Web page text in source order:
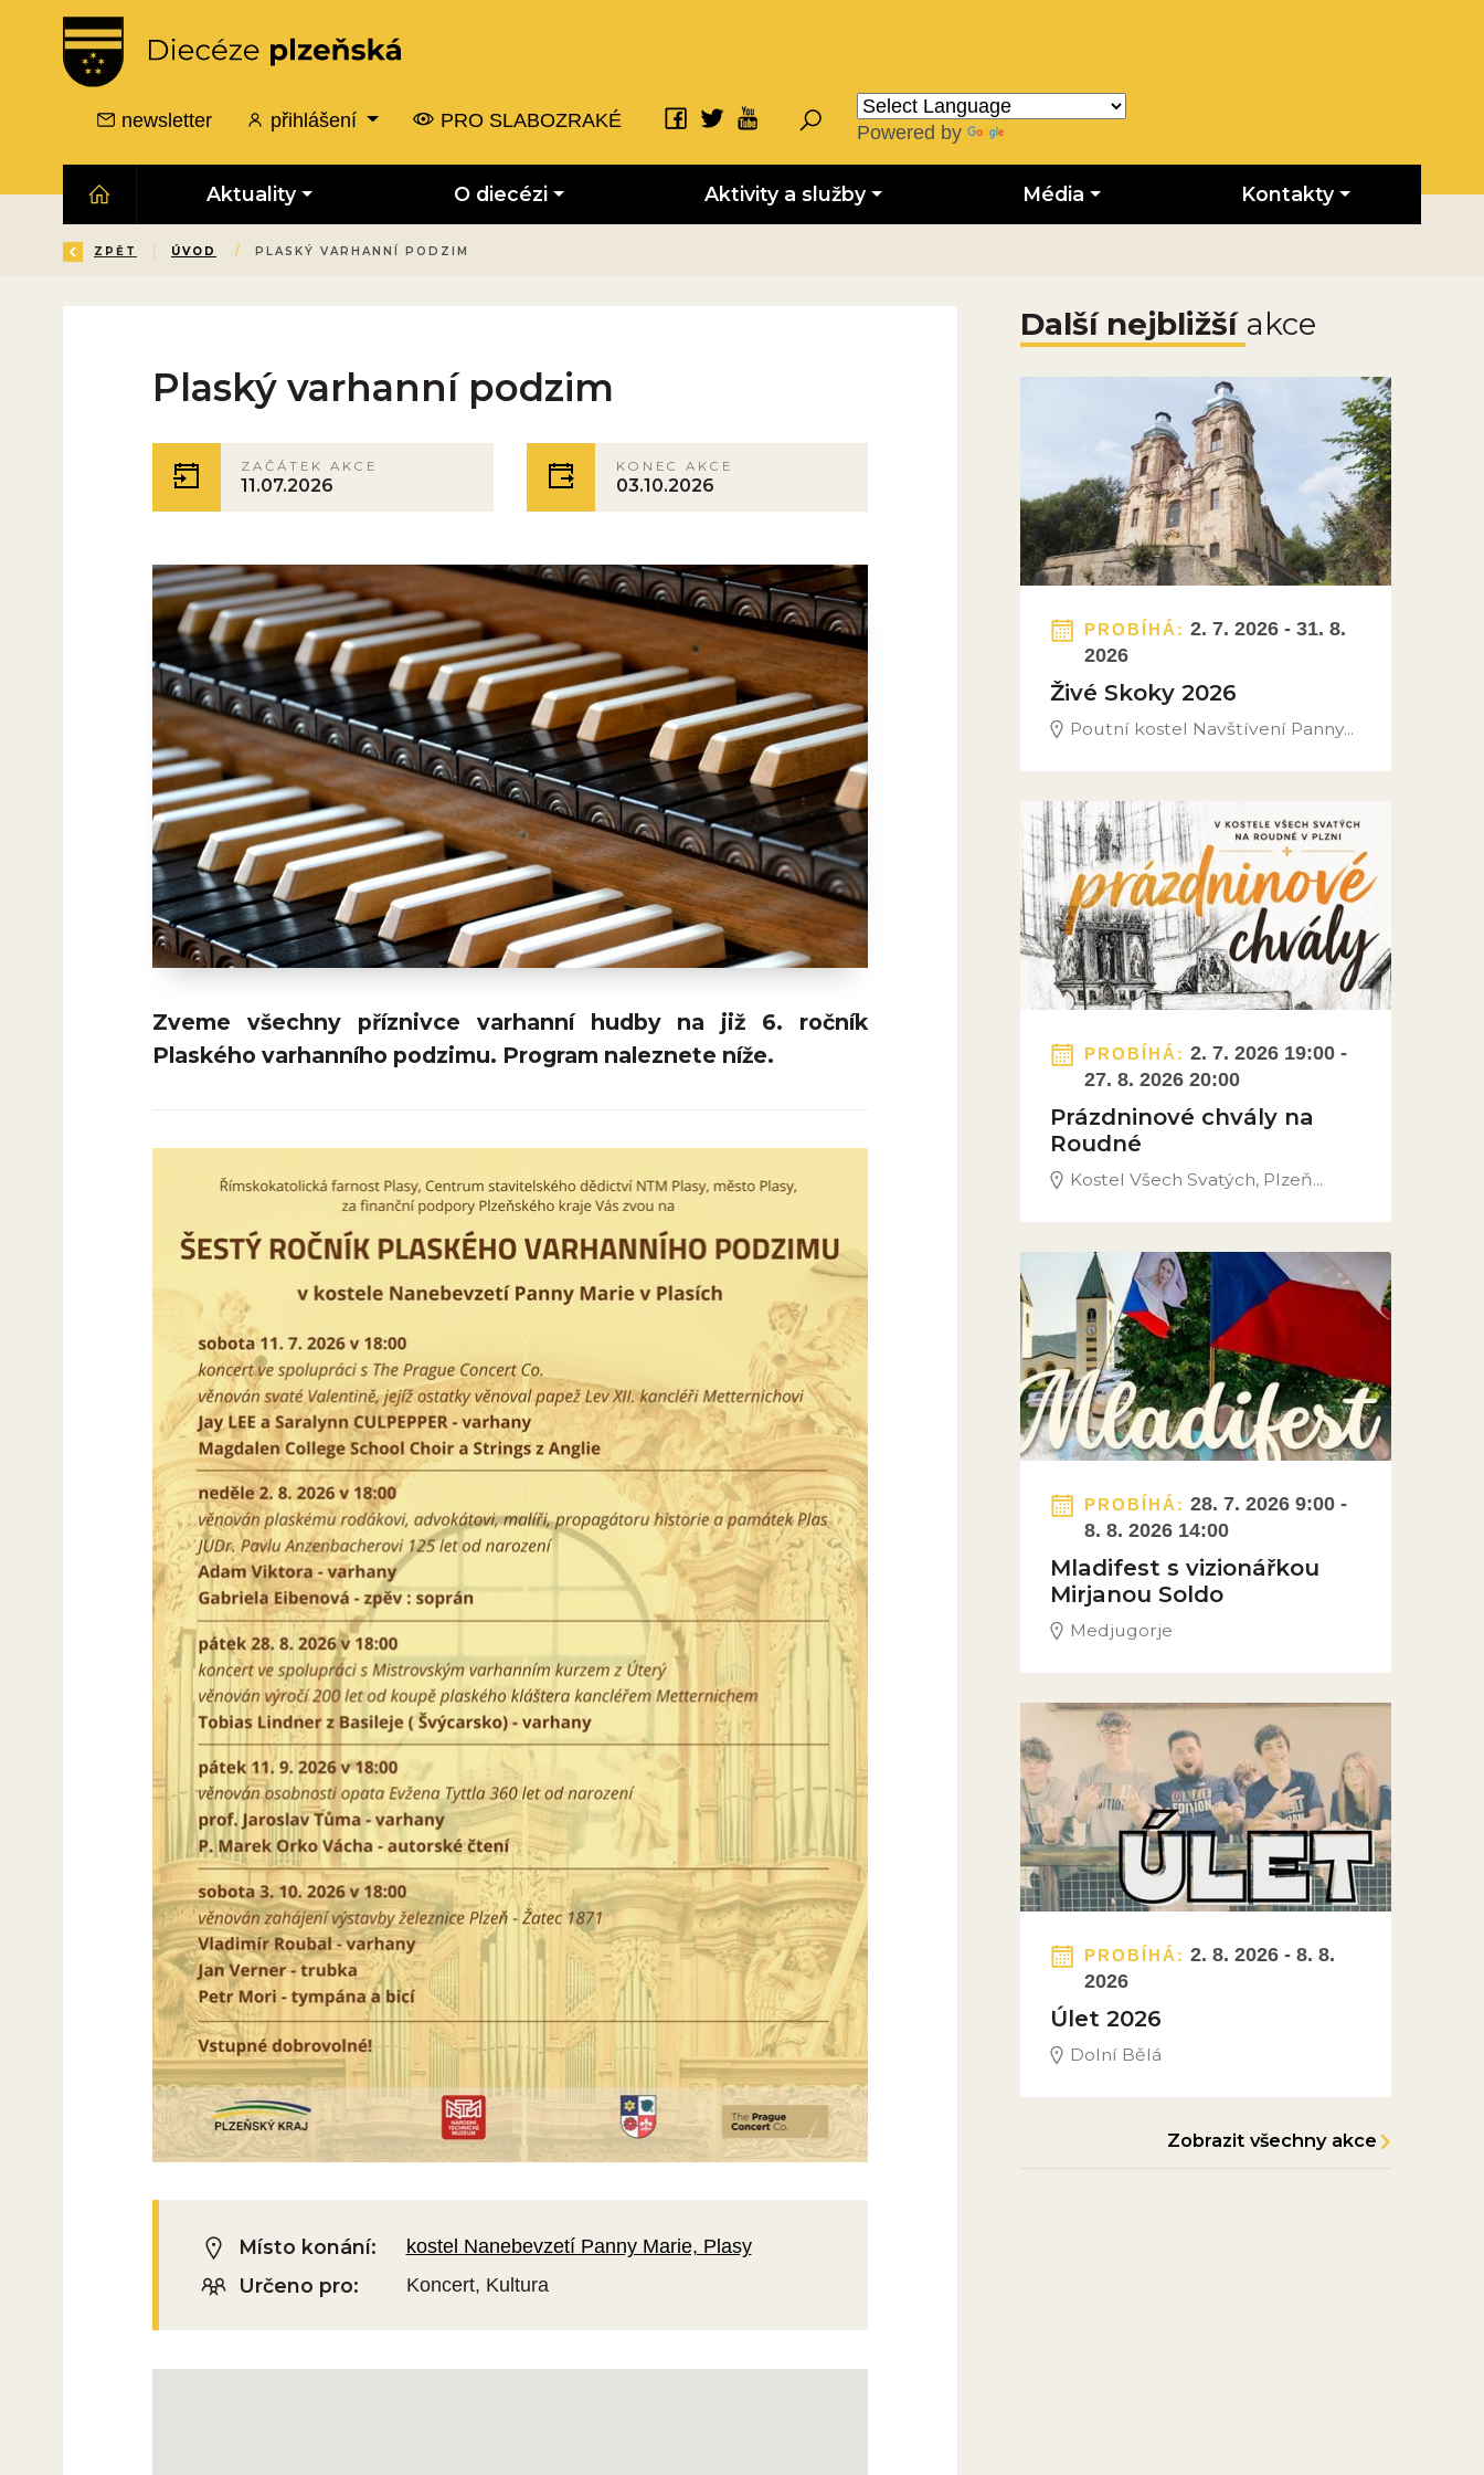
newsletter přihlášení PRO SLABOZRAKÉ
Powered by
Aktuality O diecézi Aktivity a služby Média Kontakty
ZPĚT ÚVOD / PLASKÝ VARHANNÍ PODZIM
Plaský varhanní podzim
ZAČÁTEK AKCE
11.07.2026
KONEC AKCE
03.10.2026
Zveme všechny příznivce varhanní hudby na již 6. ročník
Plaského varhanního podzimu. Program naleznete níže.
Místo konání: kostel Nanebevzetí Panny Marie, Plasy
Určeno pro: Koncert, Kultura
Další nejbližší akce
PROBÍHÁ: 2. 7. 2026 - 31. 8.
2026
Živé Skoky 2026
Poutní kostel Navštívení Panny...
Obrázek novinky
PROBÍHÁ: 2. 7. 2026 19:00 -
27. 8. 2026 20:00
Prázdninové chvály na
Roudné
Kostel Všech Svatých, Plzeň...
Obrázek novinky
PROBÍHÁ: 28. 7. 2026 9:00 -
8. 8. 2026 14:00
Mladifest s vizionářkou
Mirjanou Soldo
Medjugorje
Obrázek novinky
PROBÍHÁ: 2. 8. 2026 - 8. 8.
2026
Úlet 2026
Dolní Bělá
Zobrazit všechny akce